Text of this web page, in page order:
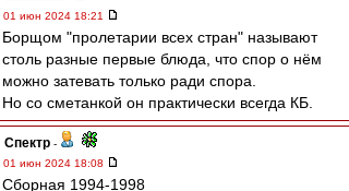
01 июн 2024 18:21
Борщом "пролетарии всех стран" называют
столь разные первые блюда, что спор о нём
можно затевать только ради спора.
Но со сметанкой он практически всегда КБ.
Спектр -
01 июн 2024 18:08
Сборная 1994-1998